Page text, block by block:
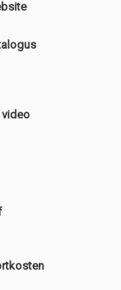
video